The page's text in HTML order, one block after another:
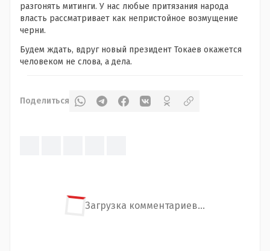
разгонять митинги. У нас любые притязания народа
власть рассматривает как непристойное возмущение
черни.
Будем ждать, вдруг новый президент Токаев окажется
человеком не слова, а дела.
Поделиться
Загрузка комментариев...